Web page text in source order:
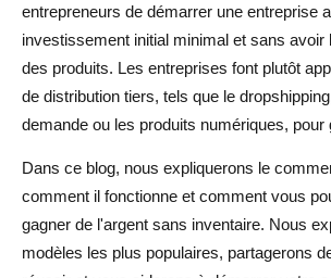
Comment démarrer une entreprise de
Étape 1 : Choisissez votre niche et
Étape 2 : Sélectionnez le bon modèle
Étape 4 : Configurez votre boutique en
Étape 5 : Répertorier les produits ou
entrepreneurs de démarrer une entreprise
investissement initial minimal et sans avoir
des produits. Les entreprises font plutôt
de distribution tiers, tels que le
demande ou les produits numériques, pour
Dans ce blog, nous expliquerons le
comment il fonctionne et comment vous
gagner de l'argent sans inventaire. Nous
modèles les plus populaires, partagerons